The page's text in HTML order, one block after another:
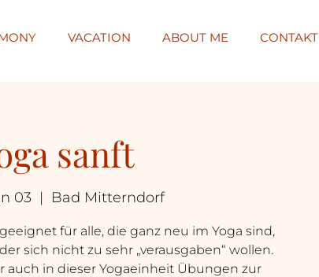
VACATION ABOUT ME CONTAKT
sanft
03
  |
Bad Mitterndorf
für alle, die ganz neu im Yoga sind,
sich nicht zu sehr „verausgaben“ wollen.
auch in dieser Yogaeinheit Übungen zur